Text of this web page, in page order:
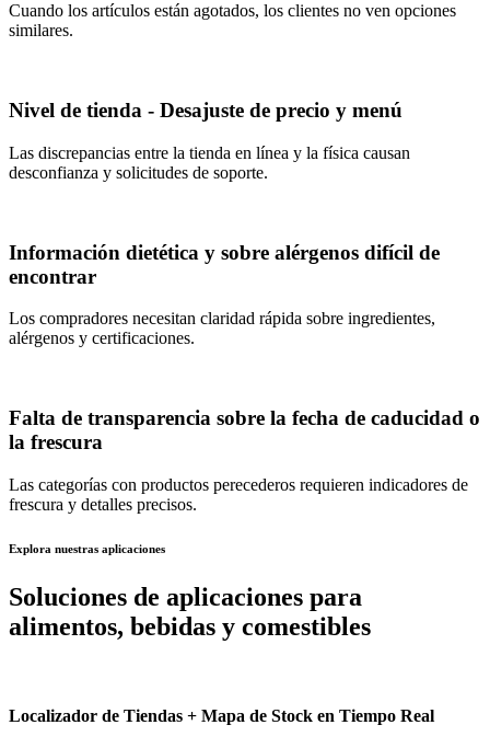
Cuando los artículos están agotados, los clientes no ven opciones
similares.
Nivel de tienda - Desajuste de precio y menú
Las discrepancias entre la tienda en línea y la física causan
desconfianza y solicitudes de soporte.
Información dietética y sobre alérgenos difícil de
encontrar
Los compradores necesitan claridad rápida sobre ingredientes,
alérgenos y certificaciones.
Falta de transparencia sobre la fecha de caducidad o
la frescura
Las categorías con productos perecederos requieren indicadores de
frescura y detalles precisos.
Explora nuestras aplicaciones
Soluciones de aplicaciones para
alimentos, bebidas y comestibles
Localizador de Tiendas + Mapa de Stock en Tiempo Real